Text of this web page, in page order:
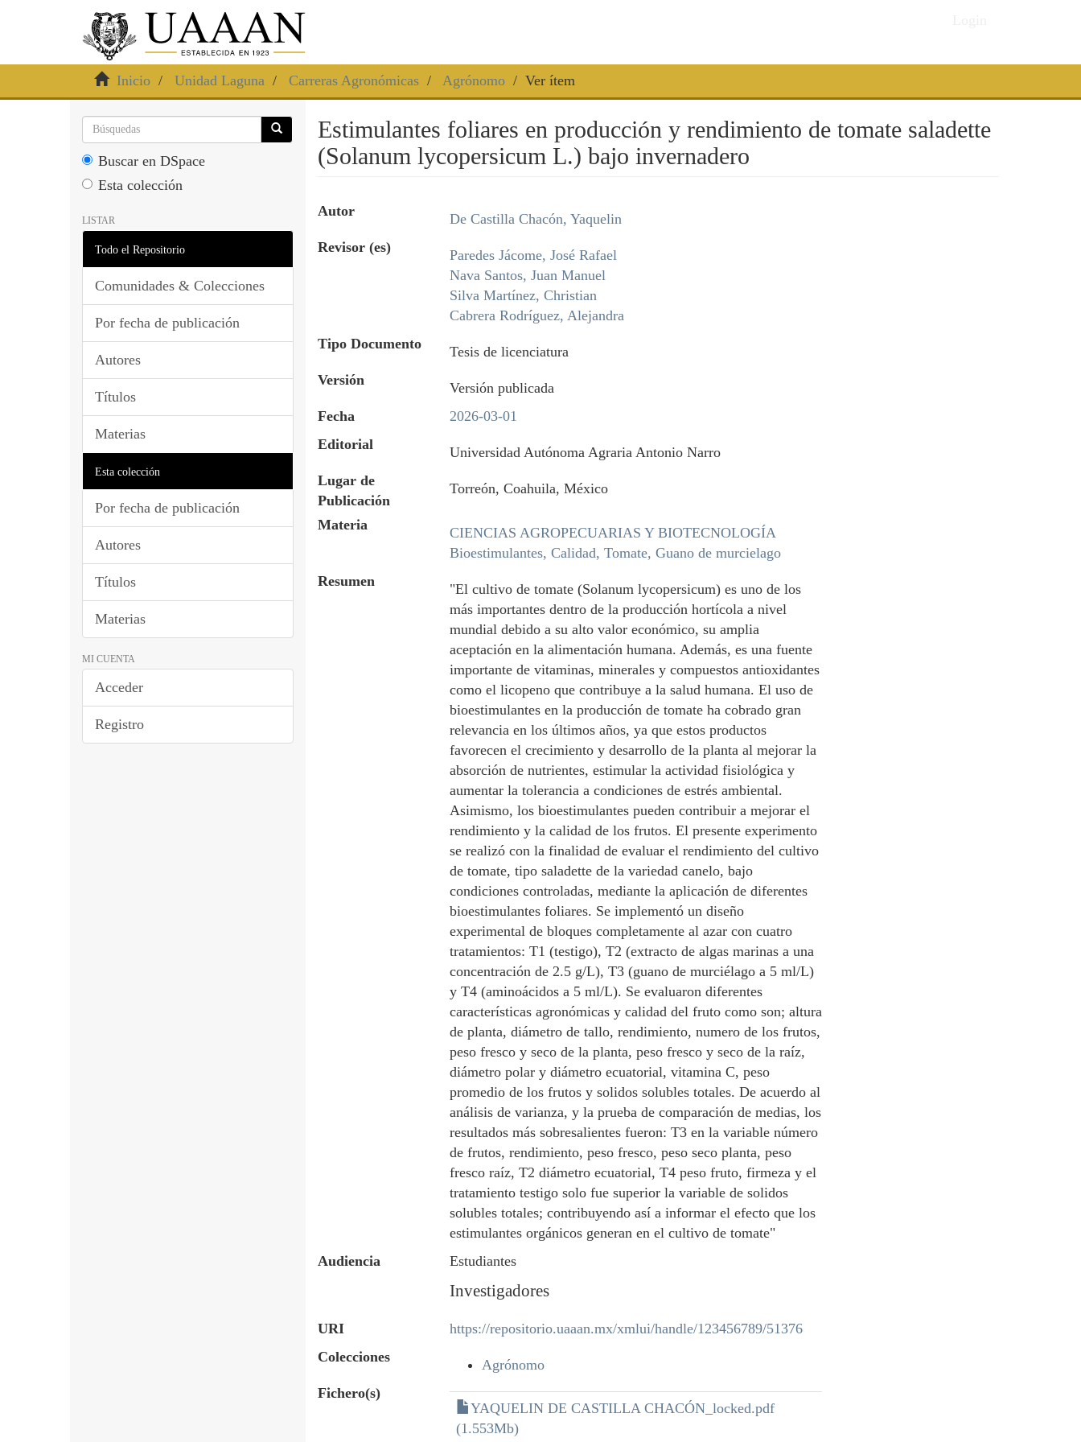
Inicio Unidad Laguna Carreras Agronómicas Agrónomo Ver ítem
Buscar en DSpace
Esta colección
LISTAR
Todo el Repositorio
Comunidades & Colecciones
Por fecha de publicación
Autores
Títulos
Materias
Esta colección
Por fecha de publicación
Autores
Títulos
Materias
MI CUENTA
Acceder
Registro
Estimulantes foliares en producción y rendimiento de tomate saladette
(Solanum lycopersicum L.) bajo invernadero
Autor
De Castilla Chacón, Yaquelin
Revisor (es)
Paredes Jácome, José Rafael
Nava Santos, Juan Manuel
Silva Martínez, Christian
Cabrera Rodríguez, Alejandra
Tipo Documento
Tesis de licenciatura
Versión
Versión publicada
Fecha
2026-03-01
Editorial
Universidad Autónoma Agraria Antonio Narro
Lugar de
Publicación
Torreón, Coahuila, México
Materia
CIENCIAS AGROPECUARIAS Y BIOTECNOLOGÍA
Bioestimulantes, Calidad, Tomate, Guano de murcielago
Resumen
"El cultivo de tomate (Solanum lycopersicum) es uno de los
más importantes dentro de la producción hortícola a nivel
mundial debido a su alto valor económico, su amplia
aceptación en la alimentación humana. Además, es una fuente
importante de vitaminas, minerales y compuestos antioxidantes
como el licopeno que contribuye a la salud humana. El uso de
bioestimulantes en la producción de tomate ha cobrado gran
relevancia en los últimos años, ya que estos productos
favorecen el crecimiento y desarrollo de la planta al mejorar la
absorción de nutrientes, estimular la actividad fisiológica y
aumentar la tolerancia a condiciones de estrés ambiental.
Asimismo, los bioestimulantes pueden contribuir a mejorar el
rendimiento y la calidad de los frutos. El presente experimento
se realizó con la finalidad de evaluar el rendimiento del cultivo
de tomate, tipo saladette de la variedad canelo, bajo
condiciones controladas, mediante la aplicación de diferentes
bioestimulantes foliares. Se implementó un diseño
experimental de bloques completamente al azar con cuatro
tratamientos: T1 (testigo), T2 (extracto de algas marinas a una
concentración de 2.5 g/L), T3 (guano de murciélago a 5 ml/L)
y T4 (aminoácidos a 5 ml/L). Se evaluaron diferentes
características agronómicas y calidad del fruto como son; altura
de planta, diámetro de tallo, rendimiento, numero de los frutos,
peso fresco y seco de la planta, peso fresco y seco de la raíz,
diámetro polar y diámetro ecuatorial, vitamina C, peso
promedio de los frutos y solidos solubles totales. De acuerdo al
análisis de varianza, y la prueba de comparación de medias, los
resultados más sobresalientes fueron: T3 en la variable número
de frutos, rendimiento, peso fresco, peso seco planta, peso
fresco raíz, T2 diámetro ecuatorial, T4 peso fruto, firmeza y el
tratamiento testigo solo fue superior la variable de solidos
solubles totales; contribuyendo así a informar el efecto que los
estimulantes orgánicos generan en el cultivo de tomate"
Audiencia
Estudiantes
Investigadores
URI
https://repositorio.uaaan.mx/xmlui/handle/123456789/51376
Colecciones
Agrónomo
Fichero(s)
YAQUELIN DE CASTILLA CHACÓN_locked.pdf
(1.553Mb)